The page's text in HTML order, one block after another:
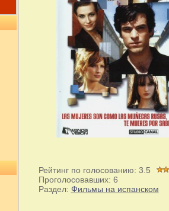
Рейтинг по голосованию: 3.5
Проголосовавших: 6
Раздел: Фильмы на испанском